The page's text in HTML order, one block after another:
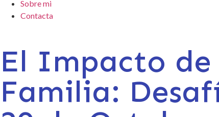
Sobre mi
Contacta
El Impacto de
Familia: